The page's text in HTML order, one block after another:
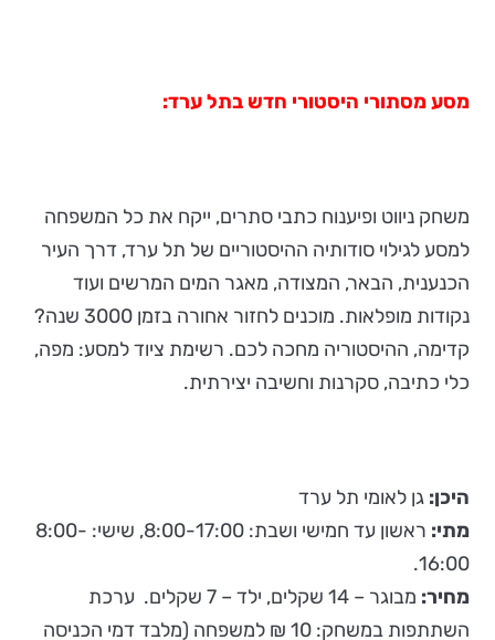
מסע מסתורי היסטורי חדש בתל ערד:
משחק ניווט ופיענוח כתבי סתרים, ייקח את כל המשפחה
למסע לגילוי סודותיה ההיסטוריים של תל ערד, דרך העיר
הכנענית, הבאר, המצודה, מאגר המים המרשים ועוד
נקודות מופלאות. מוכנים לחזור אחורה בזמן 3000 שנה?
קדימה, ההיסטוריה מחכה לכם. רשימת ציוד למסע: מפה,
כלי כתיבה, סקרנות וחשיבה יצירתית.
היכן: גן לאומי תל ערד
מתי:
ראשון עד חמישי ושבת: 8:00-17:00, שישי: 8:00-
16:00.
מחיר:
מבוגר – 14 שקלים, ילד – 7 שקלים. ערכת
השתתפות במשחק: 10 ₪ למשפחה (מלבד דמי הכניסה